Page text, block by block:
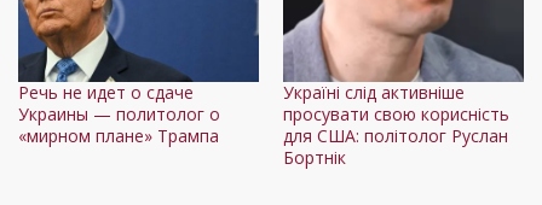
Речь не идет о сдаче
Украины — политолог о
«мирном плане» Трампа
Україні слід активніше
просувати свою корисність
для США: політолог Руслан
Бортнік